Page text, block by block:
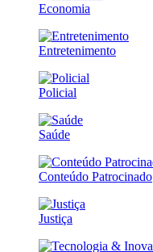
Economia
Entretenimento
Policial
Saúde
Conteúdo Patrocinado
Justiça